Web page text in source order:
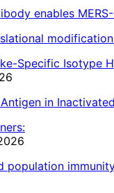
enables
Specific Isotype
in
population